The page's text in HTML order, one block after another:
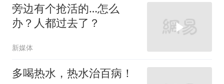
旁边有个抢活的…怎么
办？人都过去了？
新媒体
多喝热水，热水治百病！